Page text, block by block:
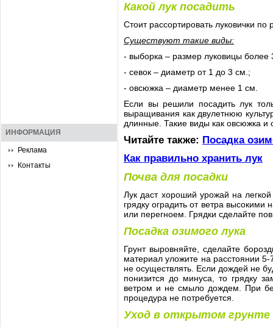
ИНФОРМАЦИЯ
Реклама
Контакты
Какой лук посадить
Стоит рассортировать луковички по
Существуют такие виды:
- выборка – размер луковицы более
- севок – диаметр от 1 до 3 см.;
- овсюжка – диаметр менее 1 см.
Если вы решили посадить лук
выращивания как двулетнюю
длинные. Такие виды как овсюжка и
Читайте также: Посадка
Как правильно хранить лук
Почва для посадки
Лук даст хороший урожай на
грядку оградить от ветра
или перегноем. Грядки сделайте
Посадка озимого лука
Грунт выровняйте, сделайте
материал уложите на расстоянии
не осуществлять. Если дождей не
понизится до минуса, то грядку
ветром и не смыло дождем. При
процедура не потребуется.
Уход в открытом грунте